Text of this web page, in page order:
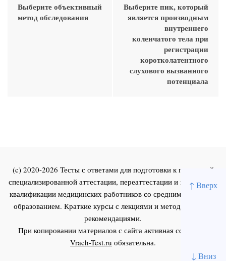
↑ Вверх
↓ Вниз
Выберите объективный
метод обследования
Выберите пик, который
является производным
внутреннего
коленчатого тела при
регистрации
коротколатентного
слухового вызванного
потенциала
(c) 2020-2026 Тесты с ответами для подготовки к первичной
специализированной аттестации, переаттестации и повышения
квалификации медицинских работников со средним и высшим
образованием. Краткие курсы с лекциями и методическими
рекомендациями.
При копировании материалов с сайта активная ссылка на
Vrach-Test.ru обязательна.